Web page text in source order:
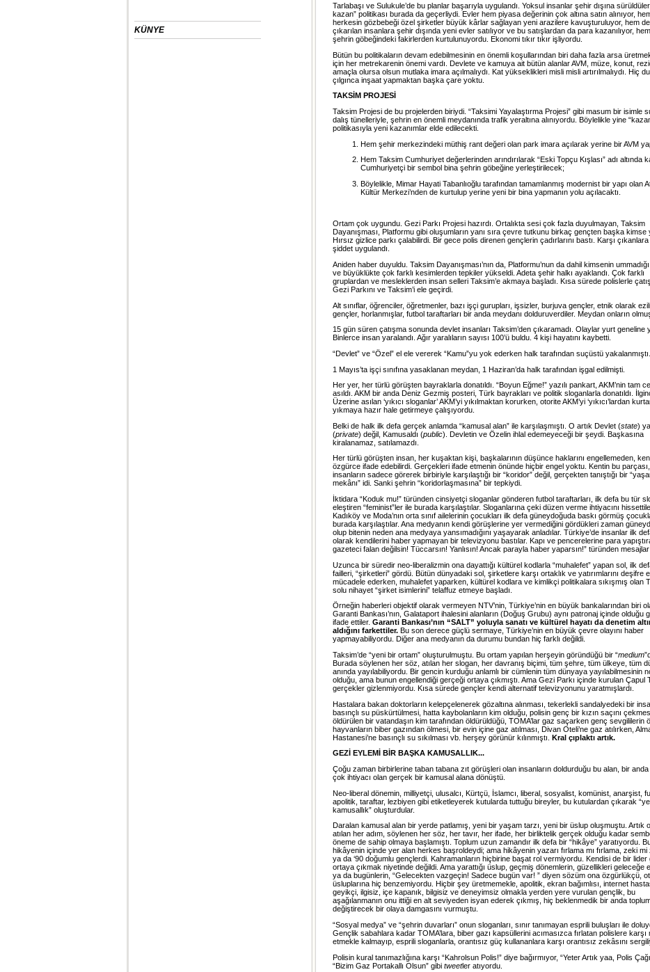
KÜNYE
Tarlabaşı ve Sulukule’de bu planlar başarıyla uygulandı. Yoksul insanlar şehir dışına
kazan” politikası burada da geçerliydi. Evler hem piyasa değerinin çok altına satın alınıyor,
herkesin gözbebeği özel şirketler büyük kârlar sağlayan yeni arazilere kavuşturuluyor, hem
çıkarılan insanlara şehir dışında yeni evler satılıyor ve bu satışlardan da para kazanılıyor,
şehrin göbeğindeki fakirlerden kurtulunuyordu. Ekonomi tıkır tıkır işliyordu.
Bütün bu politikaların devam edebilmesinin en önemli koşullarından biri daha fazla arsa
için her metrekarenin önemi vardı. Devlete ve kamuya ait bütün alanlar AVM, müze, konut,
amaçla olursa olsun mutlaka imara açılmalıydı. Kat yükseklikleri misli misli artırılmalıydı. Hiç
çılgınca inşaat yapmaktan başka çare yoktu.
TAKSİM PROJESİ
Taksim Projesi de bu projelerden biriydi. “Taksimi Yayalaştırma Projesi” gibi masum bir isimle
dalış tünelleriyle, şehrin en önemli meydanında trafik yeraltına alınıyordu. Böylelikle yine
politikasıyla yeni kazanımlar elde edilecekti.
Hem şehir merkezindeki müthiş rant değeri olan park imara açılarak yerine bir AVM
Hem Taksim Cumhuriyet değerlerinden arındırılarak “Eski Topçu Kışlası” adı altında
Cumhuriyetçi bir sembol bina şehrin göbeğine yerleştirilecek;
Böylelikle, Mimar Hayati Tabanlıoğlu tarafından tamamlanmış modernist bir yapı olan
Kültür Merkezi’nden de kurtulup yerine yeni bir bina yapmanın yolu açılacaktı.
Ortam çok uygundu. Gezi Parkı Projesi hazırdı. Ortalıkta sesi çok fazla duyulmayan, Taksim
Dayanışması, Platformu gibi oluşumların yanı sıra çevre tutkunu birkaç gençten başka kimse
Hırsız gizlice parkı çalabilirdi. Bir gece polis direnen gençlerin çadırlarını bastı. Karşı çıkanlara
şiddet uygulandı.
Aniden haber duyuldu. Taksim Dayanışması’nın da, Platformu’nun da dahil kimsenin
ve büyüklükte çok farklı kesimlerden tepkiler yükseldi. Adeta şehir halkı ayaklandı. Çok farklı
gruplardan ve mesleklerden insan selleri Taksim’e akmaya başladı. Kısa sürede polislerle
Gezi Parkını ve Taksim’i ele geçirdi.
Alt sınıflar, öğrenciler, öğretmenler, bazı işçi gurupları, işsizler, burjuva gençler, etnik olarak
gençler, horlanmışlar, futbol taraftarları bir anda meydanı dolduruverdiler. Meydan onların
15 gün süren çatışma sonunda devlet insanları Taksim’den çıkaramadı. Olaylar yurt geneline
Binlerce insan yaralandı. Ağır yaralıların sayısı 100’ü buldu. 4 kişi hayatını kaybetti.
“Devlet” ve “Özel” el ele vererek “Kamu”yu yok ederken halk tarafından suçüstü yakalanmıştı.
1 Mayıs’ta işçi sınıfına yasaklanan meydan, 1 Haziran’da halk tarafından işgal edilmişti.
Her yer, her türlü görüşten bayraklarla donatıldı. “Boyun Eğme!” yazılı pankart, AKM’nin tam
asıldı. AKM bir anda Deniz Gezmiş posteri, Türk bayrakları ve politik sloganlarla donatıldı.
Üzerine asılan ‘yıkıcı sloganlar’ AKM’yi yıkılmaktan korurken, otorite AKM’yi ‘yıkıcı’lardan
yıkmaya hazır hale getirmeye çalışıyordu.
Belki de halk ilk defa gerçek anlamda “kamusal alan” ile karşılaşmıştı. O artık Devlet (state)
(private) değil, Kamusaldı (public). Devletin ve Özelin ihlal edemeyeceği bir şeydi. Başkasına
kiralanamaz, satılamazdı.
Her türlü görüşten insan, her kuşaktan kişi, başkalarının düşünce haklarını engellemeden,
özgürce ifade edebilirdi. Gerçekleri ifade etmenin önünde hiçbir engel yoktu. Kentin bu
insanların sadece görerek birbiriyle karşılaştığı bir “koridor” değil, gerçekten tanıştığı bir
mekânı” idi. Sanki şehrin “koridorlaşmasına” bir tepkiydi.
İktidara “Koduk mu!” türünden cinsiyetçi sloganlar gönderen futbol taraftarları, ilk defa bu tür
eleştiren “feminist”ler ile burada karşılaştılar. Sloganlarına çeki düzen verme ihtiyacını
Kadıköy ve Moda’nın orta sınıf ailelerinin çocukları ilk defa güneydoğuda baskı görmüş
burada karşılaştılar. Ana medyanın kendi görüşlerine yer vermediğini gördükleri zaman
olup bitenin neden ana medyaya yansımadığını yaşayarak anladılar. Türkiye’de insanlar ilk
olarak kendilerini haber yapmayan bir televizyonu bastılar. Kapı ve pencerelerine para
gazeteci falan değilsin! Tüccarsın! Yanlısın! Ancak parayla haber yaparsın!” türünden mesajlar
Uzunca bir süredir neo-liberalizmin ona dayattığı kültürel kodlarla “muhalefet” yapan sol, ilk
failleri, “şirketleri” gördü. Bütün dünyadaki sol, şirketlere karşı ortaklık ve yatırımlarını deşifre
mücadele ederken, muhalefet yaparken, kültürel kodlara ve kimlikçi politikalara sıkışmış olan
solu nihayet “şirket isimlerini” telaffuz etmeye başladı.
Örneğin haberleri objektif olarak vermeyen NTV’nin, Türkiye’nin en büyük bankalarından biri
Garanti Bankası’nın, Galataport ihalesini alanların (Doğuş Grubu) aynı patronaj içinde olduğu
ifade ettiler. Garanti Bankası’nın “SALT” yoluyla sanatı ve kültürel hayatı da denetim
aldığını farkettiler. Bu son derece güçlü sermaye, Türkiye’nin en büyük çevre olayını haber
yapmayabiliyordu. Diğer ana medyanın da durumu bundan hiç farklı değildi.
Taksim’de “yeni bir ortam” oluşturulmuştu. Bu ortam yapılan herşeyin göründüğü bir “medium
Burada söylenen her söz, atılan her slogan, her davranış biçimi, tüm şehre, tüm ülkeye, tüm
anında yayılabiliyordu. Bir gencin kurduğu anlamlı bir cümlenin tüm dünyaya yayılabilmesinin
olduğu, ama bunun engellendiği gerçeği ortaya çıkmıştı. Ama Gezi Parkı içinde kurulan Çapul
gerçekler gizlenmiyordu. Kısa sürede gençler kendi alternatif televizyonunu yaratmışlardı.
Hastalara bakan doktorların kelepçelenerek gözaltına alınması, tekerlekli sandalyedeki bir
basınçlı su püskürtülmesi, hatta kaybolanların kim olduğu, polisin genç bir kızın saçını
öldürülen bir vatandaşın kim tarafından öldürüldüğü, TOMA’lar gaz saçarken genç sevgililerin
hayvanların biber gazından ölmesi, bir evin içine gaz atılması, Divan Oteli’ne gaz atılırken,
Hastanesi’ne basınçlı su sıkılması vb. herşey görünür kılınmıştı. Kral çıplaktı artık.
GEZİ EYLEMİ BİR BAŞKA KAMUSALLIK...
Çoğu zaman birbirlerine taban tabana zıt görüşleri olan insanların doldurduğu bu alan, bir
çok ihtiyacı olan gerçek bir kamusal alana dönüştü.
Neo-liberal dönemin, milliyetçi, ulusalcı, Kürtçü, İslamcı, liberal, sosyalist, komünist, anarşist,
apolitik, taraftar, lezbiyen gibi etiketleyerek kutularda tuttuğu bireyler, bu kutulardan çıkarak
kamusallık” oluşturdular.
Daralan kamusal alan bir yerde patlamış, yeni bir yaşam tarzı, yeni bir üslup oluşmuştu. Artık
atılan her adım, söylenen her söz, her tavır, her ifade, her birliktelik gerçek olduğu kadar
öneme de sahip olmaya başlamıştı. Toplum uzun zamandır ilk defa bir “hikâye” yaratıyordu.
hikâyenin içinde yer alan herkes başroldeydi; ama hikâyenin yazarı fırlama mı fırlama, zeki mi
ya da ‘90 doğumlu gençlerdi. Kahramanların hiçbirine başat rol vermiyordu. Kendisi de bir lider
ortaya çıkmak niyetinde değildi. Ama yarattığı üslup, geçmiş dönemlerin, güzellikleri geleceğe
ya da bugünlerin, “Gelecekten vazgeçin! Sadece bugün var! ” diyen sözüm ona özgürlükçü,
üsluplarına hiç benzemiyordu. Hiçbir şey üretmemekle, apolitik, ekran bağımlısı, internet
geyikçi, ilgisiz, içe kapanık, bilgisiz ve deneyimsiz olmakla yerden yere vurulan gençlik, bu
aşağılanmanın onu ittiği en alt seviyeden isyan ederek çıkmış, hiç beklenmedik bir anda
değiştirecek bir olaya damgasını vurmuştu.
“Sosyal medya” ve “şehrin duvarları” onun sloganları, sınır tanımayan esprili buluşları ile
Gençlik sabahlara kadar TOMA’lara, biber gazı kapsüllerini acımasızca fırlatan polislere karşı
etmekle kalmayıp, esprili sloganlarla, orantısız güç kullananlara karşı orantısız zekâsını
Polisin kural tanımazlığına karşı “Kahrolsun Polis!” diye bağırmıyor, “Yeter Artık yaa, Polis
“Bizim Gaz Portakallı Olsun” gibi tweetler atıyordu.